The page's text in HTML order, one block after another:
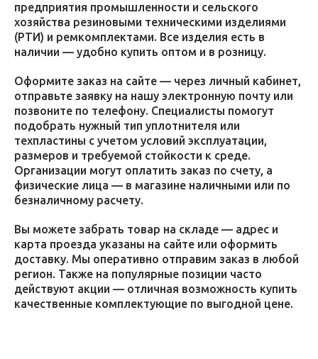
предприятия промышленности и сельского
хозяйства резиновыми техническими изделиями
(РТИ) и ремкомплектами. Все изделия есть в
наличии — удобно купить оптом и в розницу.
Оформите заказ на сайте — через личный кабинет,
отправьте заявку на нашу электронную почту или
позвоните по телефону. Специалисты помогут
подобрать нужный тип уплотнителя или
техпластины с учетом условий эксплуатации,
размеров и требуемой стойкости к среде.
Организации могут оплатить заказ по счету, а
физические лица — в магазине наличными или по
безналичному расчету.
Вы можете забрать товар на складе — адрес и
карта проезда указаны на сайте или оформить
доставку. Мы оперативно отправим заказ в любой
регион. Также на популярные позиции часто
действуют акции — отличная возможность купить
качественные комплектующие по выгодной цене.